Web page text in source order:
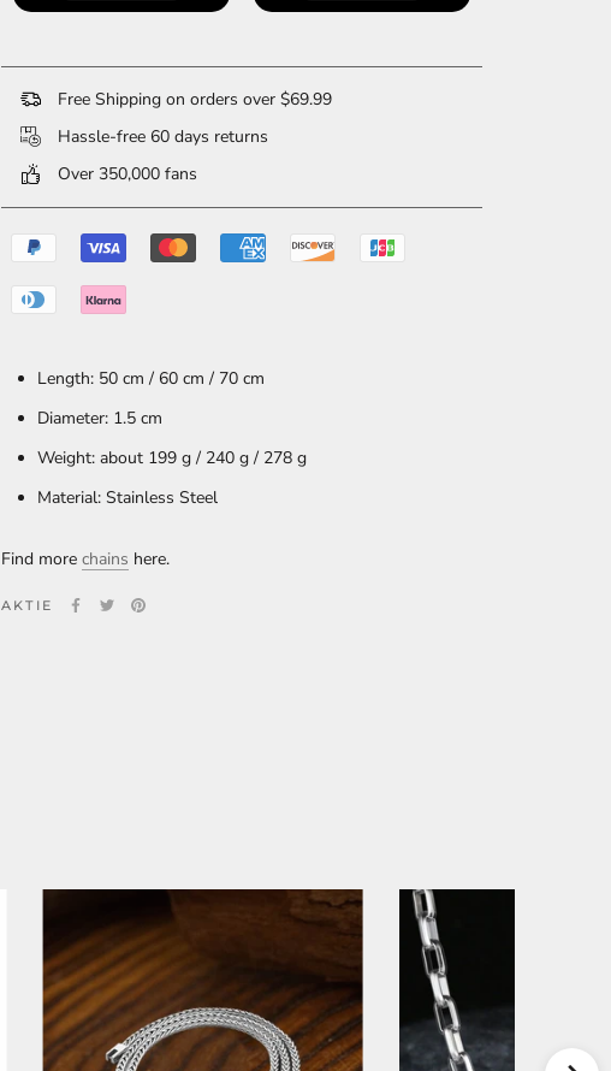
Free Shipping on orders over $69.99
Hassle-free 60 days returns
Over 350,000 fans
Length: 50 cm / 60 cm / 70 cm
Diameter: 1.5 cm
Weight: about 199 g / 240 g / 278 g
Material: Stainless Steel
Find more chains here.
AKTIE